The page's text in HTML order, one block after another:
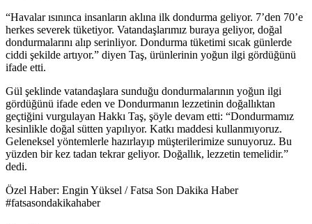
“Havalar ısınınca insanların aklına ilk dondurma geliyor. 7’den 70’e
herkes severek tüketiyor. Vatandaşlarımız buraya geliyor, doğal
dondurmalarını alıp serinliyor. Dondurma tüketimi sıcak günlerde
ciddi şekilde artıyor.” diyen Taş, ürünlerinin yoğun ilgi gördüğünü
ifade etti.
Gül şeklinde vatandaşlara sunduğu dondurmalarının yoğun ilgi
gördüğünü ifade eden ve Dondurmanın lezzetinin doğallıktan
geçtiğini vurgulayan Hakkı Taş, şöyle devam etti: “Dondurmamız
kesinlikle doğal sütten yapılıyor. Katkı maddesi kullanmıyoruz.
Geleneksel yöntemlerle hazırlayıp müşterilerimize sunuyoruz. Bu
yüzden bir kez tadan tekrar geliyor. Doğallık, lezzetin temelidir.”
dedi.
Özel Haber: Engin Yüksel / Fatsa Son Dakika Haber
#fatsasondakikahaber